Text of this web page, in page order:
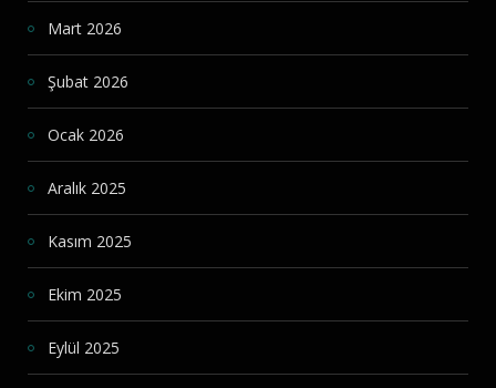
Mart 2026
Şubat 2026
Ocak 2026
Aralık 2025
Kasım 2025
Ekim 2025
Eylül 2025